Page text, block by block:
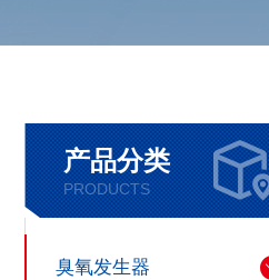
产品分类
PRODUCTS
臭氧发生器